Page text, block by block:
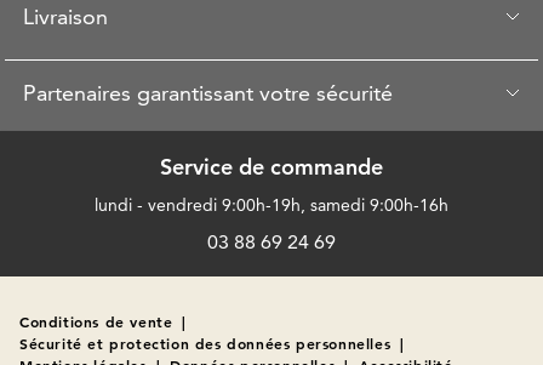
Livraison
Partenaires garantissant votre sécurité
Service de commande
lundi - vendredi 9:00h-19h, samedi 9:00h-16h
03 88 69 24 69
Conditions de vente |
Sécurité et protection des données personnelles |